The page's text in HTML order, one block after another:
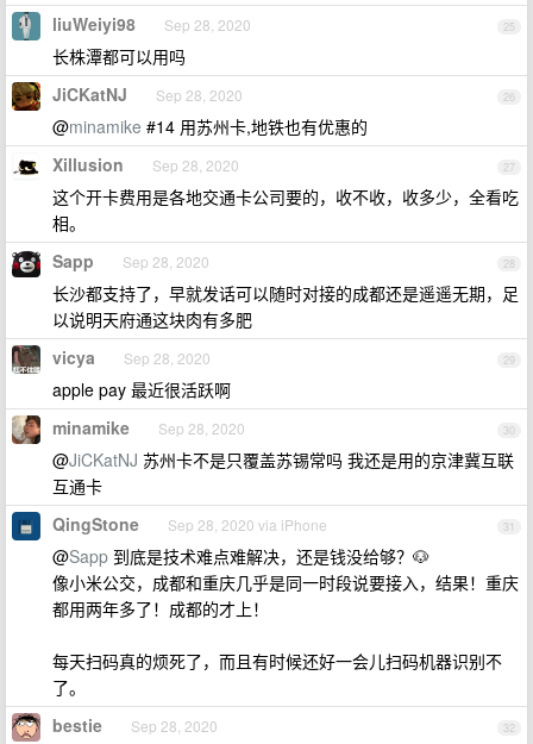
25
liuWeiyi98 Sep 28, 2020
长株潭都可以用吗
26
JiCKatNJ Sep 28, 2020
@minamike #14 用苏州卡,地铁也有优惠的
27
Xillusion Sep 28, 2020
这个开卡费用是各地交通卡公司要的，收不收，收多少，全看吃
相。
28
Sapp Sep 28, 2020
长沙都支持了，早就发话可以随时对接的成都还是遥遥无期，足
以说明天府通这块肉有多肥
29
vicya Sep 28, 2020
apple pay 最近很活跃啊
30
minamike Sep 28, 2020
@JiCKatNJ 苏州卡不是只覆盖苏锡常吗 我还是用的京津冀互联
互通卡
31
QingStone Sep 28, 2020 via iPhone
@Sapp 到底是技术难点难解决，还是钱没给够？🐶
像小米公交，成都和重庆几乎是同一时段说要接入，结果！重庆
都用两年多了！成都的才上！
每天扫码真的烦死了，而且有时候还好一会儿扫码机器识别不
了。
32
bestie Sep 28, 2020